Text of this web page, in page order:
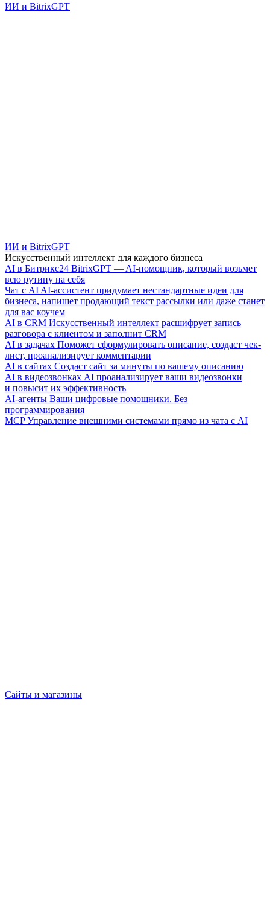
ИИ и BitrixGPT
ИИ и BitrixGPT
Искусственный интеллект для каждого бизнеса
AI в Битрикс24 BitrixGPT — AI-помощник, который возьмет
всю рутину на себя
Чат с AI AI-ассистент придумает нестандартные идеи для
бизнеса, напишет продающий текст рассылки или даже станет
для вас коучем
AI в CRM Искусственный интеллект расшифрует запись
разговора с клиентом и заполнит CRM
AI в задачах Поможет сформулировать описание, создаст чек-
лист, проанализирует комментарии
AI в сайтах Создаст сайт за минуты по вашему описанию
AI в видеозвонках AI проанализирует ваши видеозвонки
и повысит их эффективность
AI-агенты Ваши цифровые помощники. Без
программирования
MCP Управление внешними системами прямо из чата с AI
Сайты и магазины